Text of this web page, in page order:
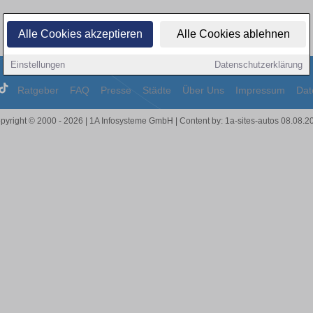
Alle Cookies akzeptieren Alle Cookies ablehnen
Einstellungen Datenschutzerklärung
Ratgeber FAQ Presse Städte Über Uns Impressum
© 2000 - 2026 | 1A Infosysteme GmbH | Content by: 1a-sites-autos